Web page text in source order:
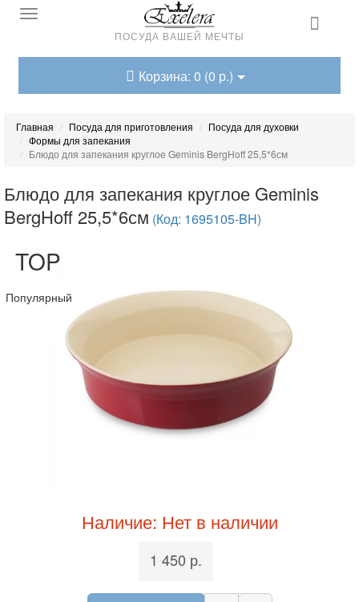
ПОСУДА ВАШЕЙ МЕЧТЫ
Корзина: 0 (0 р.)
Главная Посуда для приготовления
Посуда для духовки
Формы для запекания
Блюдо для запекания круглое Geminis BergHoff 25,5*6см
Блюдо для запекания круглое Geminis
BergHoff 25,5*6см (Код: 1695105-BH)
TOP
Популярный
Наличие: Нет в наличии
1 450 р.